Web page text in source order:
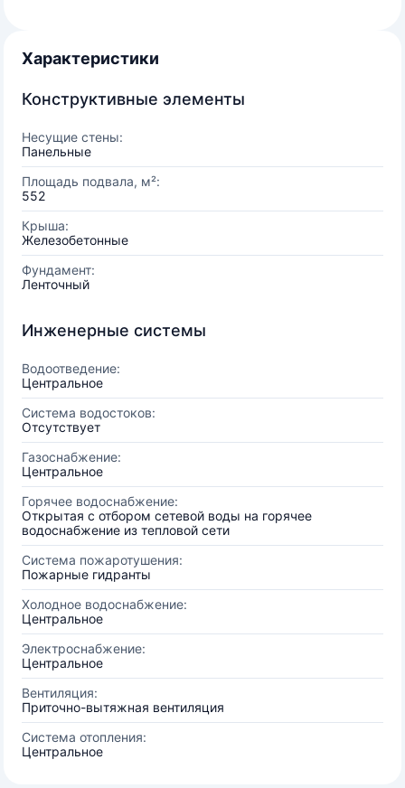
Характеристики
Конструктивные элементы
Несущие стены:
Панельные
Площадь подвала, м²:
552
Крыша:
Железобетонные
Фундамент:
Ленточный
Инженерные системы
Водоотведение:
Центральное
Система водостоков:
Отсутствует
Газоснабжение:
Центральное
Горячее водоснабжение:
Открытая с отбором сетевой воды на горячее
водоснабжение из тепловой сети
Система пожаротушения:
Пожарные гидранты
Холодное водоснабжение:
Центральное
Электроснабжение:
Центральное
Вентиляция:
Приточно-вытяжная вентиляция
Система отопления:
Центральное